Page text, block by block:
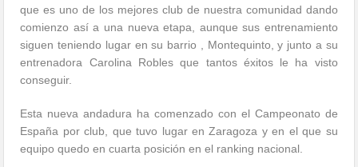
que es uno de los mejores club de nuestra comunidad dando
comienzo así a una nueva etapa, aunque sus entrenamiento
siguen teniendo lugar en su barrio , Montequinto, y junto a su
entrenadora Carolina Robles que tantos éxitos le ha visto
conseguir.
Esta nueva andadura ha comenzado con el Campeonato de
España por club, que tuvo lugar en Zaragoza y en el que su
equipo quedo en cuarta posición en el ranking nacional.